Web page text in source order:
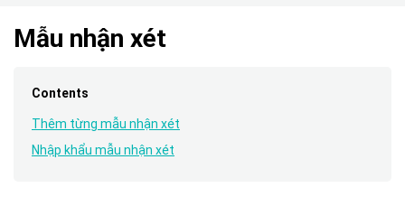
Mẫu nhận xét
Contents
Thêm từng mẫu nhận xét
Nhập khẩu mẫu nhận xét